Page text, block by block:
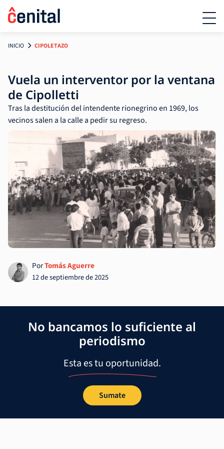
INICIO CIPOLETAZO
Vuela un interventor por la ventana
de Cipolletti
Tras la destitución del intendente rionegrino en 1969, los
vecinos salen a la calle a pedir su regreso.
PorTomás Aguerre
12 de septiembre de 2025
No bancamos lo suficiente al
periodismo
Esta es tu oportunidad.
Sumate